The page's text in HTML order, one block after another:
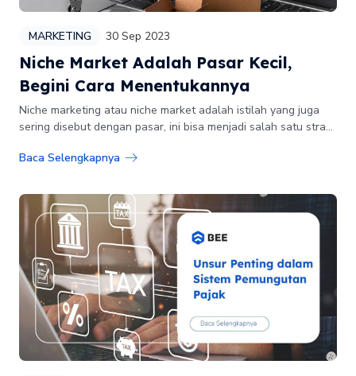
MARKETING 30 Sep 2023
Niche Market Adalah Pasar Kecil,
Begini Cara Menentukannya
Niche marketing atau niche market adalah istilah yang juga
sering disebut dengan pasar, ini bisa menjadi salah satu stra...
Baca Selengkapnya